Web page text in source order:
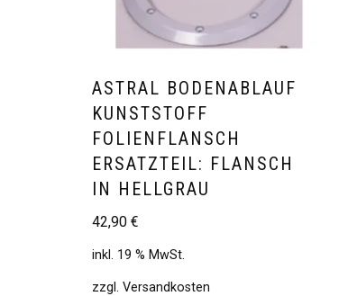
ASTRAL BODENABLAUF
KUNSTSTOFF
FOLIENFLANSCH
ERSATZTEIL: FLANSCH
IN HELLGRAU
42,90 €
inkl. 19 % MwSt.
zzgl. Versandkosten